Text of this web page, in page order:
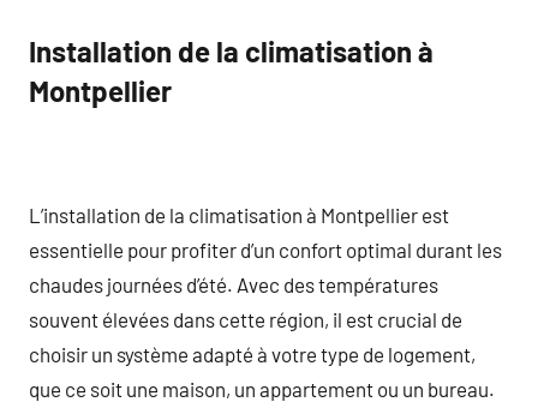
Installation de la climatisation à
Montpellier
L’installation de la climatisation à Montpellier est
essentielle pour profiter d’un confort optimal durant les
chaudes journées d’été. Avec des températures
souvent élevées dans cette région, il est crucial de
choisir un système adapté à votre type de logement,
que ce soit une maison, un appartement ou un bureau.